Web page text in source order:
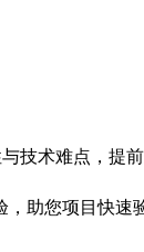
技术难点，提
，助您项目快速